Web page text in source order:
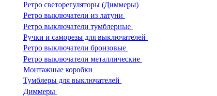
Ретро светорегуляторы (Диммеры)
Ретро выключатели из латуни
Ретро выключатели тумблерные
Ручки и саморезы для выключателей
Ретро выключатели бронзовые
Ретро выключатели металлические
Монтажные коробки
Тумблеры для выключателей
Диммеры